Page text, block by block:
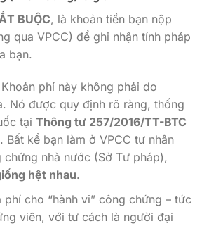
BUỘC, là khoản tiền bạn nộp
qua VPCC) để ghi nhận tính pháp
bạn.
Khoản phí này không phải do
Nó được quy định rõ ràng, thống
tại Thông tư 257/2016/TT-BTC
Bất kể bạn làm ở VPCC tư nhân
chứng nhà nước (Sở Tư pháp),
hệt nhau.
cho “hành vi” công chứng – tức
viên, với tư cách là người đại